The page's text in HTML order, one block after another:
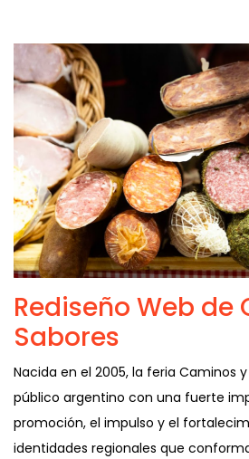
Rediseño Web de
Sabores
Nacida en el 2005, la feria Caminos
público argentino con una fuerte
promoción, el impulso y el
identidades regionales que